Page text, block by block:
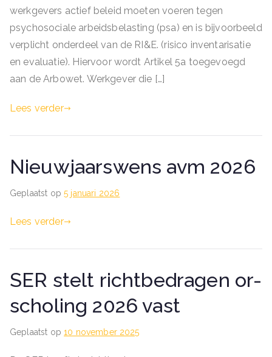
werkgevers actief beleid moeten voeren tegen
psychosociale arbeidsbelasting (psa) en is bijvoorbeeld
verplicht onderdeel van de RI&E. (risico inventarisatie
en evaluatie). Hiervoor wordt Artikel 5a toegevoegd
aan de Arbowet. Werkgever die […]
Lees verder
Nieuwjaarswens avm 2026
Geplaatst op5 januari 2026
Lees verder
SER stelt richtbedragen or-
scholing 2026 vast
Geplaatst op10 november 2025